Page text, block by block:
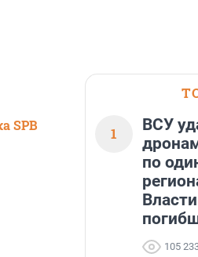
SPB
1
ВСУ
по
105